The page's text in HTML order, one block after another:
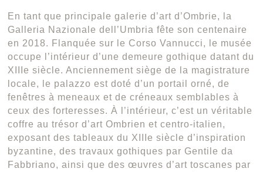
En tant que principale galerie d’art d’Ombrie, la
Galleria Nazionale dell’Umbria fête son centenaire
en 2018. Flanquée sur le Corso Vannucci, le musée
occupe l’intérieur d’une demeure gothique datant du
XIIIe siècle. Anciennement siège de la magistrature
locale, le palazzo est doté d’un portail orné, de
fenêtres à meneaux et de créneaux semblables à
ceux des forteresses. À l’intérieur, c’est un véritable
coffre au trésor d’art Ombrien et centro-italien,
exposant des tableaux du XIIIe siècle d’inspiration
byzantine, des travaux gothiques par Gentile da
Fabbriano, ainsi que des œuvres d’art toscanes par